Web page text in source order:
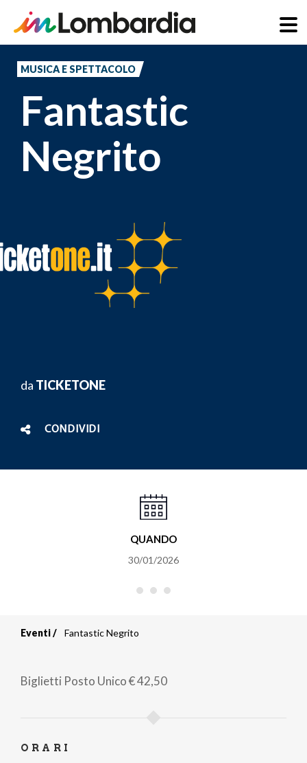
principale
MUSICA E SPETTACOLO
Fantastic
Negrito
da TICKETONE
CONDIVIDI
QUANDO
30/01/2026
di
Eventi Fantastic Negrito
Biglietti Posto Unico€ 42,50
ORARI